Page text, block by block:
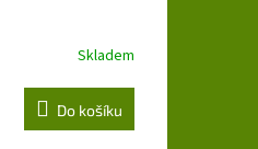
Skladem
Do košíku